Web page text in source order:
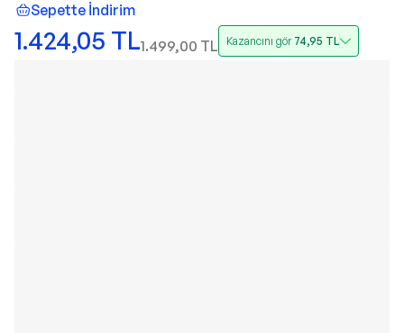
Sepette İndirim
1.424,05 TL1.499,00 TL Kazancını gör 74,95 TL